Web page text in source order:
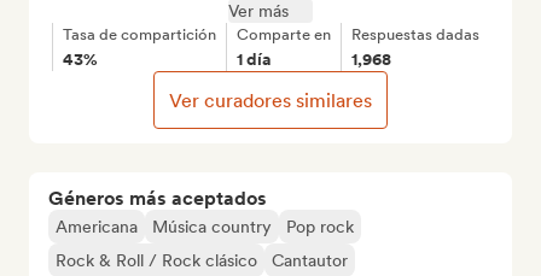
Géneros más aceptados
Americana Música country
Pop rock
Rock & Roll / Rock clásico
Cantautor
Ver más
Tasa de compartición
43%
Comparte en
1 día
Respuestas dadas
1,968
Ver curadores similares